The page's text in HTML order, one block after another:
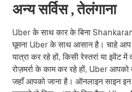
अन्य सर्विस , तेलंगाना
Uber के साथ कार के बिना
घूमना Uber के साथ आसान है। चाहे आप
यात्रा कर रहे हों, किसी रेस्तरां या इवेंट में
रोज़मर्रा के काम कर रहे हों, Uber आपको
जहाँ आपको जाना है। ऑनलाइन साइन